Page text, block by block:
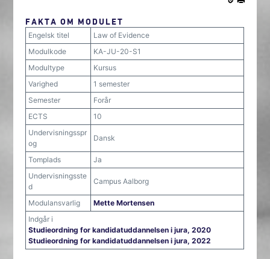
FAKTA OM MODULET
Engelsk titel
Law of Evidence
Modulkode
KA-JU-20-S1
Modultype
Kursus
Varighed
1 semester
Semester
Forår
ECTS
10
Undervisningsspr
og
Dansk
Tomplads
Ja
Undervisningsste
d
Campus Aalborg
Modulansvarlig
Mette Mortensen
Indgår i
Studieordning for kandidatuddannelsen i jura, 2020
Studieordning for kandidatuddannelsen i jura, 2022